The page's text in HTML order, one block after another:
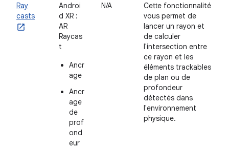
Ray
casts
Androi
d XR :
AR
Raycas
t
Ancr
age
Ancr
age
de
prof
ond
eur
N/A
Cette fonctionnalité
vous permet de
lancer un rayon et
de calculer
l'intersection entre
ce rayon et les
éléments trackables
de plan ou de
profondeur
détectés dans
l'environnement
physique.